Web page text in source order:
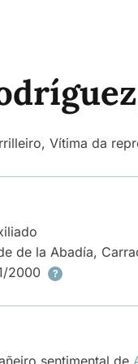
, Vítima da
de la Abadía,
2000 ?
sentimental de